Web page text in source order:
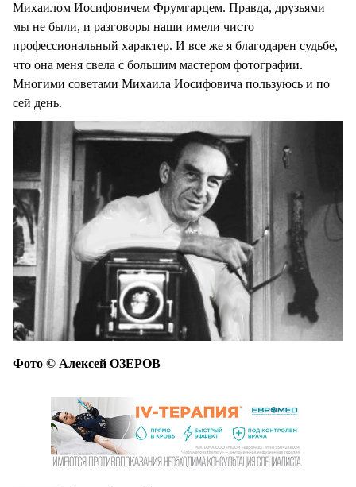
Михаилом Иосифовичем Фрумгарцем. Правда, друзьями
мы не были, и разговоры наши имели чисто
профессиональный характер. И все же я благодарен судьбе,
что она меня свела с большим мастером фотографии.
Многими советами Михаила Иосифовича пользуюсь и по
сей день.
Фото © Алексей ОЗЕРОВ